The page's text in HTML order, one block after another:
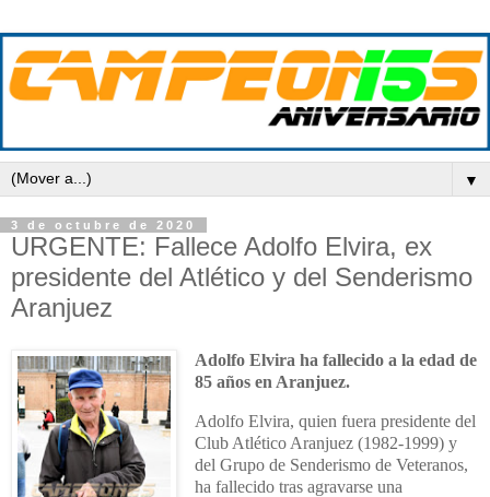
▼
3 de octubre de 2020
URGENTE: Fallece Adolfo Elvira, ex
presidente del Atlético y del Senderismo
Aranjuez
Adolfo Elvira ha fallecido a la edad de
85 años en Aranjuez.
Adolfo Elvira, quien fuera presidente del
Club Atlético Aranjuez (1982-1999) y
del Grupo de Senderismo de Veteranos,
ha fallecido tras agravarse una